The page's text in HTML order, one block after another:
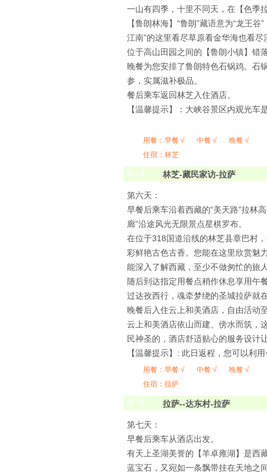
一山有四季，十里不同天，在【色季
【鲁朗林海】“鲁朗”藏语意为“龙王
江南”的这里看尽草原看金华海也看
位于高山田园之间的【鲁朗小镇】错
晚餐为您安排了鲁朗特色石锅鸡。石
参，实属滋补极品。
餐后乘车返回林芝入住酒店。
【温馨提示】：大峡谷景区内观光
用餐： 早餐 √ 中餐 √
晚餐 √
住宿：林芝
第6天 林芝-藏民家访-拉萨
第六天：
早餐后乘车沿着西藏的“美天路”拉林
廊”沿途风光无限景点星棋罗布。
在位于318国道沿线的林芝县章巴村
彩鲜艳古色古香。您能在这里欣赏魅
能深入了解西藏，至少不做匆忙的旅
随后到达指定用餐点稍作休息享用午
过达孜西行，魂牵梦绕的圣城拉萨就
晚餐后入住云上和美酒店，自由活动
云上和美酒店依山而建、傍水而筑，
民神圣的，酒店舒适贴心的服务设计
【温馨提示】: 此日返程，您可以利
用餐： 早餐 √ 中餐 √
晚餐 √
住宿：拉萨
第7天 拉萨--达东村-拉萨
第七天：
早餐后乘车从酒店出发。
有天上圣湖美誉的【羊卓雍湖】是西
蓝宝石，又宛如一条飘带挂在天地之